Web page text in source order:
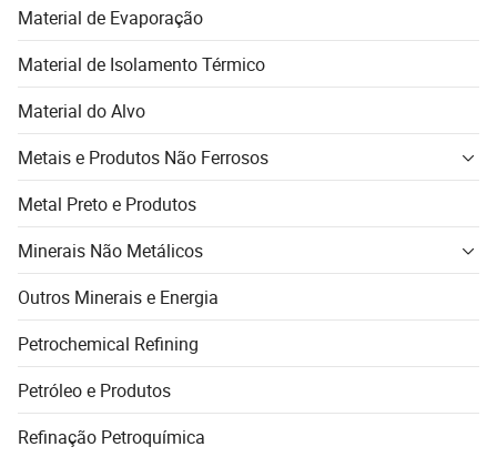
Material de Evaporação
Material de Isolamento Térmico
Material do Alvo
Metais e Produtos Não Ferrosos
Metal Preto e Produtos
Minerais Não Metálicos
Outros Minerais e Energia
Petrochemical Refining
Petróleo e Produtos
Refinação Petroquímica